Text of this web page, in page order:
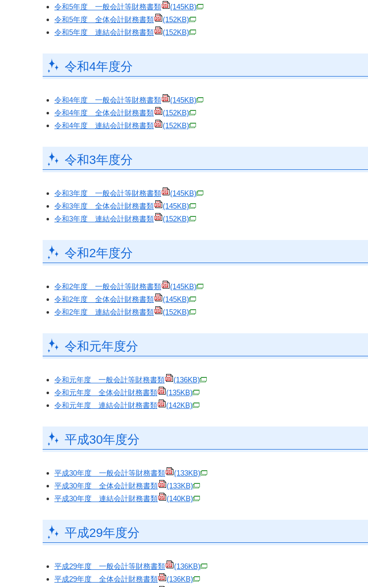
令和5年度 一般会計等財務書類
(145KB)
令和5年度 全体会計財務書類
(152KB)
令和5年度 連結会計財務書類
(152KB)
令和4年度分
令和4年度 一般会計等財務書類
(145KB)
令和4年度 全体会計財務書類
(152KB)
令和4年度 連結会計財務書類
(152KB)
令和3年度分
令和3年度 一般会計等財務書類
(145KB)
令和3年度 全体会計財務書類
(145KB)
令和3年度 連結会計財務書類
(152KB)
令和2年度分
令和2年度 一般会計等財務書類
(145KB)
令和2年度 全体会計財務書類
(145KB)
令和2年度 連結会計財務書類
(152KB)
令和元年度分
令和元年度 一般会計等財務書類
(136KB)
令和元年度 全体会計財務書類
(135KB)
令和元年度 連結会計財務書類
(142KB)
平成30年度分
平成30年度 一般会計等財務書類
(133KB)
平成30年度 全体会計財務書類
(133KB)
平成30年度 連結会計財務書類
(140KB)
平成29年度分
平成29年度 一般会計等財務書類
(136KB)
平成29年度 全体会計財務書類
(136KB)